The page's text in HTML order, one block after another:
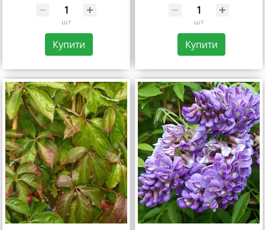
шт
Купити
шт
Купити